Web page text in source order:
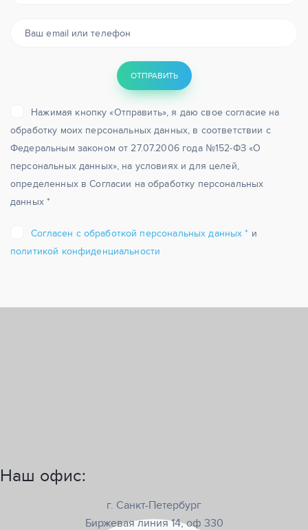
Нажимая кнопку «Отправить», я даю свое согласие на
обработку моих персональных данных, в соответствии с
Федеральным законом от 27.07.2006 года №152-ФЗ «О
персональных данных», на условиях и для целей,
определенных в Согласии на обработку персональных
данных *
Согласен с обработкой персональных данных * и
политикой конфиденциальности
Наш офис:
г. Санкт-Петербург
Биржевая линия 14, оф 330